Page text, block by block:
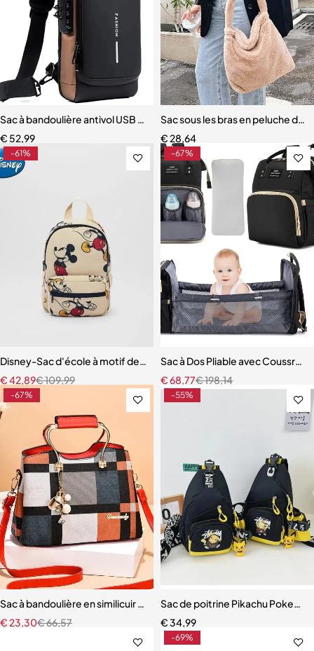
Sac à bandoulière antivol USB pour homme
€ 52,99
Sac sous les bras en peluche
€28,64
-61%
Disney-Sac d'école à motif de souris pour enfants
€109,99
€42,89
-67%
Sac à Dos Pliable avec
€198,14
€68,77
-67%
Sac à bandoulière en similicuir pour femme
€66,57
€23,30
-55%
Sac de poitrine Pikachu
€34,99
-69%